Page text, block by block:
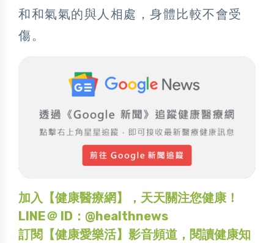
和和氣氣的與人相處，身體比較不會受
傷。
加入【健康醫療網】，天天關注您健康！
LINE＠ ID：@healthnews
訂閱【健康愛樂活】影音頻道，閱讀健康知